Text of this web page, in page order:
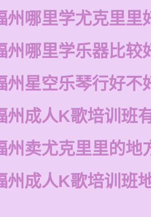
州哪里学尤克里里
州哪里学乐器比较
州星空乐琴行好不
州成人K歌培训班
州卖尤克里里的地
州成人K歌培训班